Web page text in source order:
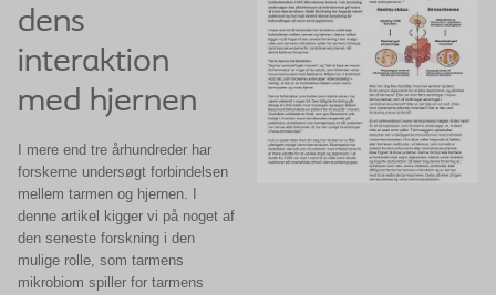
dens
interaktion
med hjernen
I mere end tre århundreder har
forskerne undersøgt forbindelsen
mellem tarmen og hjernen. I
denne artikel kigger vi på noget af
den seneste forskning i den
mulige rolle, som tarmens
mikrobiom spiller for tarmens